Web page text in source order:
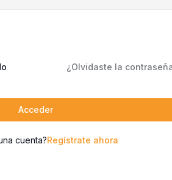
¿Olvidaste la
Acceder
cuenta?Regístrate ahora